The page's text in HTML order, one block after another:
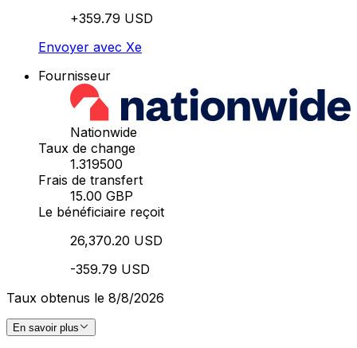
+359.79 USD
Envoyer avec Xe
Fournisseur
Nationwide
Taux de change
1.319500
Frais de transfert
15.00 GBP
Le bénéficiaire reçoit
26,370.20 USD
-359.79 USD
Taux obtenus le 8/8/2026
En savoir plus